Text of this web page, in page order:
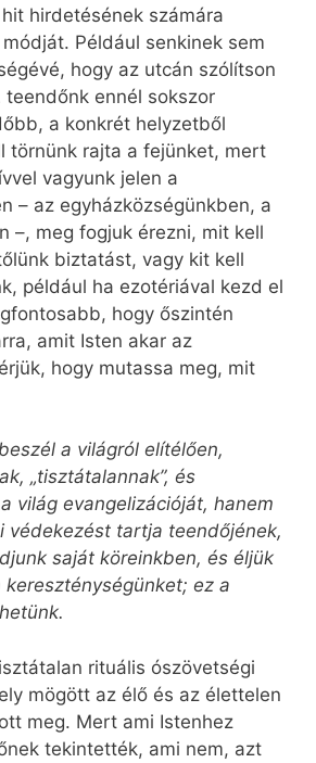
hirdetésének számára
Például senkinek sem
hogy az utcán szólítson
ennél sokszor
a konkrét helyzetből
törnünk rajta a fejünket, mert
vagyunk jelen a
– az egyházközségünkben, a
–, meg fogjuk érezni, mit kell
biztatást, vagy kit kell
például ha ezotériával kezd el
hogy őszintén
amit Isten akar az
hogy mutassa meg, mit
a világról elítélően,
„tisztátalannak”, és
világ evangelizációját, hanem
védekezést tartja teendőjének,
saját köreinkben, és éljük
kereszténységünket; ez a
rituális ószövetségi
mögött az élő és az élettelen
meg. Mert ami Istenhez
tekintették, ami nem, azt